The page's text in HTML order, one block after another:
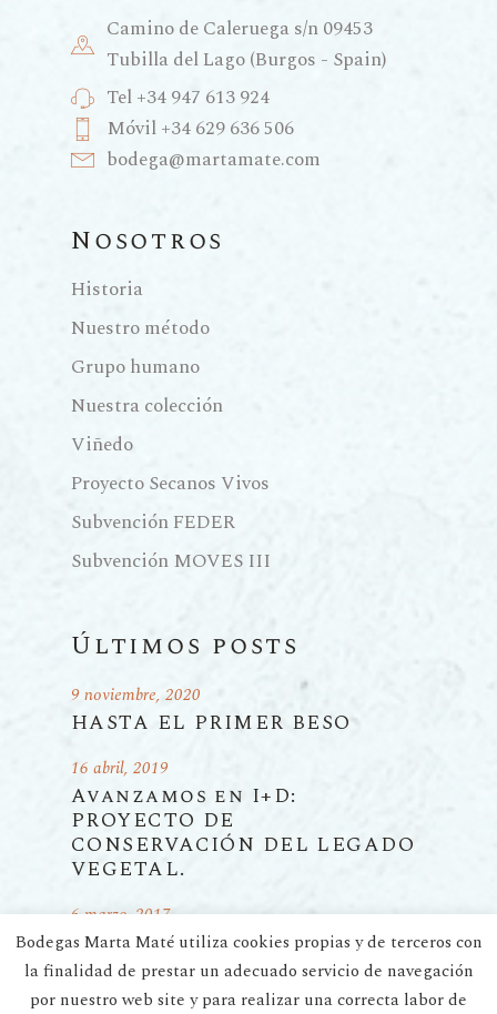
Camino de Caleruega s/n 09453
Tubilla del Lago (Burgos - Spain)
Tel +34 947 613 924
Móvil +34 629 636 506
bodega@martamate.com
Nosotros
Historia
Nuestro método
Grupo humano
Nuestra colección
Viñedo
Proyecto Secanos Vivos
Subvención FEDER
Subvención MOVES III
Últimos posts
HASTA EL PRIMER BESO
9 noviembre, 2020
Avanzamos en I+D:
PROYECTO DE
CONSERVACIÓN DEL LEGADO
VEGETAL.
16 abril, 2019
Agricultura biodinámica:
NUESTRO HOGAR
PLANETARIO COMPARTIDO
6 marzo, 2017
Bodegas Marta Maté utiliza cookies propias y de terceros con
la finalidad de prestar un adecuado servicio de navegación
por nuestro web site y para realizar una correcta labor de